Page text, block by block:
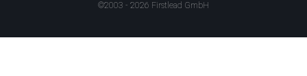
©2003 - 2026 Firstlead GmbH